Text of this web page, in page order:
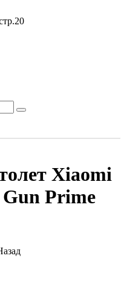
Xiaomi
Gun Prime